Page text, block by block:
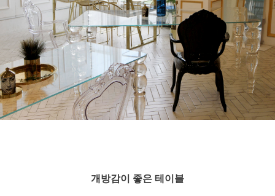
개방감이 좋은 테이블